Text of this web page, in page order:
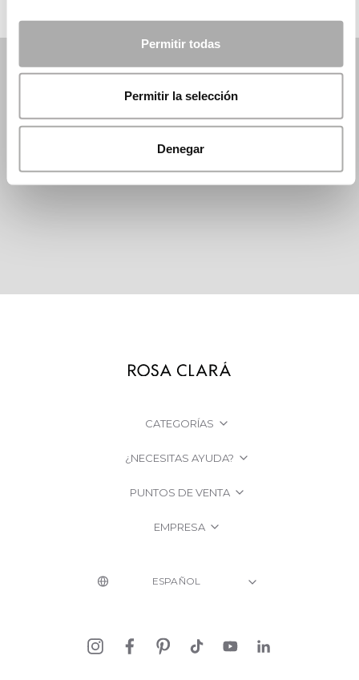
Permitir todas
Permitir la selección
Denegar
CATEGORÍAS
¿NECESITAS AYUDA?
PUNTOS DE VENTA
EMPRESA